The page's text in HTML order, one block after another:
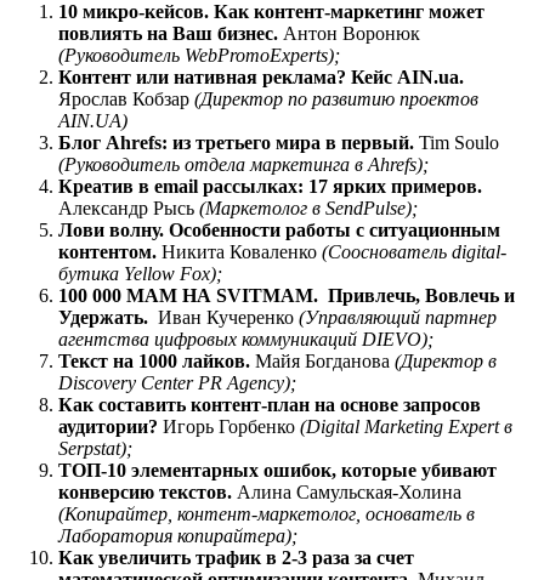
10 микро-кейсов. Как контент-маркетинг может
повлиять на Ваш бизнес. Антон Воронюк
(Руководитель WebPromoExperts);
Контент или нативная реклама? Кейс AIN.ua.
Ярослав Кобзар (Директор по развитию проектов
AIN.UA)
Блог Ahrefs: из третьего мира в первый. Tim Soulo
(Руководитель отдела маркетинга в Ahrefs);
Креатив в email рассылках: 17 ярких примеров.
Александр Рысь (Маркетолог в SendPulse);
Лови волну. Особенности работы с ситуационным
контентом. Никита Коваленко (Сооснователь digital-
бутика Yellow Fox);
100 000 МАМ НА SVITMAM. Привлечь, Вовлечь и
Удержать. Иван Кучеренко (Управляющий партнер
агентства цифровых коммуникаций DIEVO);
Текст на 1000 лайков. Майя Богданова (Директор в
Discovery Center PR Agency);
Как составить контент-план на основе запросов
аудитории? Игорь Горбенко (Digital Marketing Expert в
Serpstat);
ТОП-10 элементарных ошибок, которые убивают
конверсию текстов. Алина Самульская-Холина
(Копирайтер, контент-маркетолог, основатель в
Лаборатория копирайтера);
Как увеличить трафик в 2-3 раза за счет